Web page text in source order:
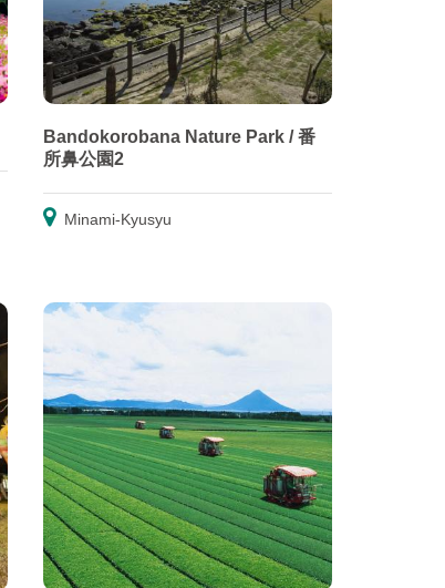
Bandokorobana Nature Park / 番
所鼻公園2
Minami-Kyusyu